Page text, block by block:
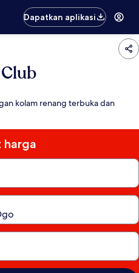
Dapatkan aplikasi
kolam renang terbuka dan
harga